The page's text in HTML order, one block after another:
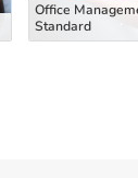
Office
Standard